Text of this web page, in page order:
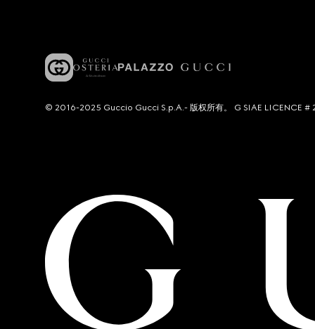
© 2016-2025 Guccio Gucci S.p.A.- 版权所有。 G SIAE LICENCE